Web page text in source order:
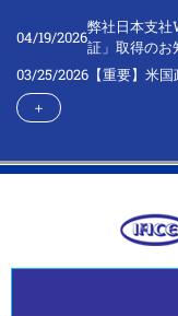
04/19/2026
弊社日本支
証」取得のお
03/25/2026 【重要】米
＋